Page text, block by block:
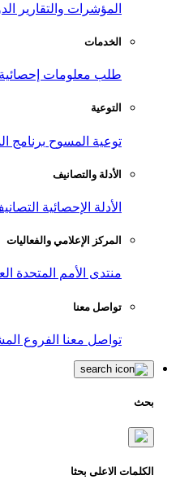
المؤشرات والتقارير
الخدمات
طلب معلومات إحصائية
التوعية
توعية المسوح برنامج
الأدلة والتصانيف
الأدلة الإحصائية
المركز الإعلامي والفعاليات
منتدى الأمم المتحدة
تواصل معنا
تواصل معنا الفروع
بحث
الكلمات الاعلى بحثا